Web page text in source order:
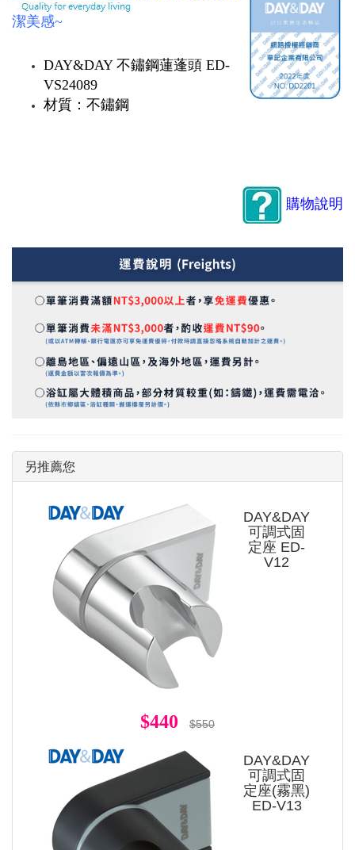
潔美感~
DAY&DAY 不鏽鋼蓮蓬頭 ED-
VS24089
材質：不鏽鋼
購物說明
另推薦您
DAY&DAY
可調式固
定座 ED-
V12
$440 $550
DAY&DAY
可調式固
定座(霧黑)
ED-V13